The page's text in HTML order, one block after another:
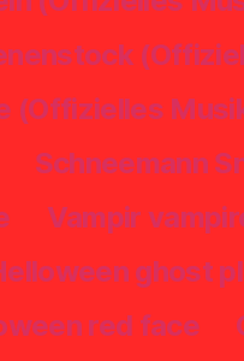
(Offizielles
Schneemann
Vampir
ghost
red face